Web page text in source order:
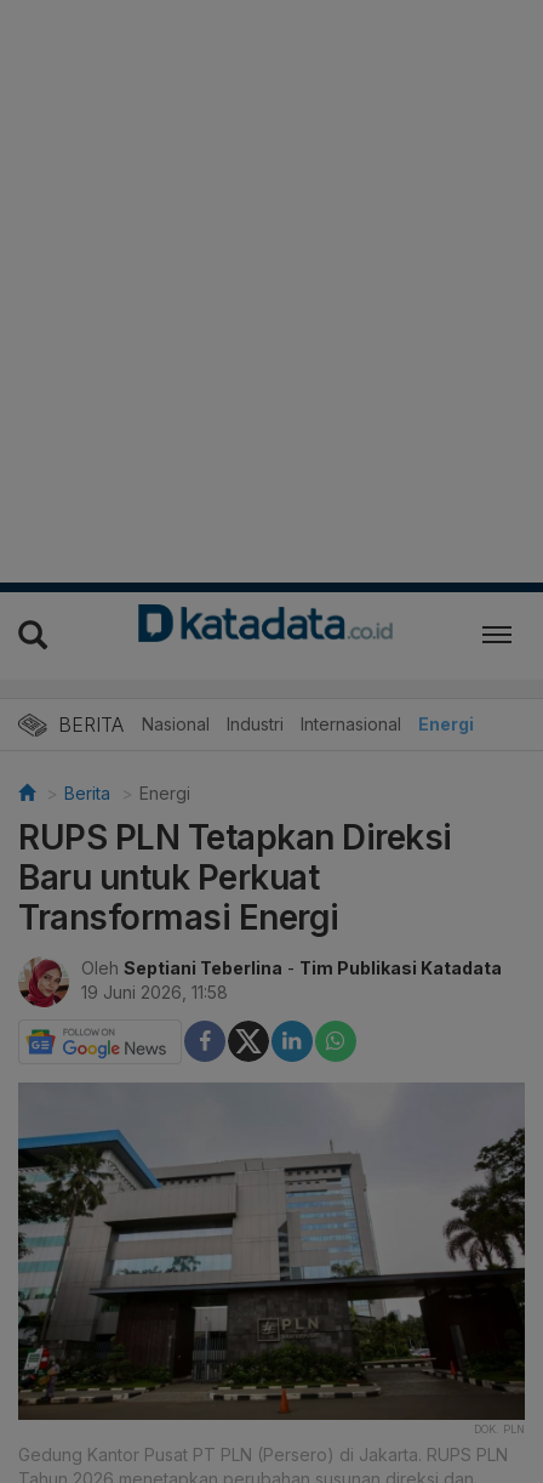
BERITA Nasional Industri Internasional Energi
Berita Energi
RUPS PLN Tetapkan Direksi
Baru untuk Perkuat
Transformasi Energi
Oleh Septiani Teberlina - Tim Publikasi Katadata
19 Juni 2026, 11:58
DOK. PLN
Gedung Kantor Pusat PT PLN (Persero) di Jakarta. RUPS PLN